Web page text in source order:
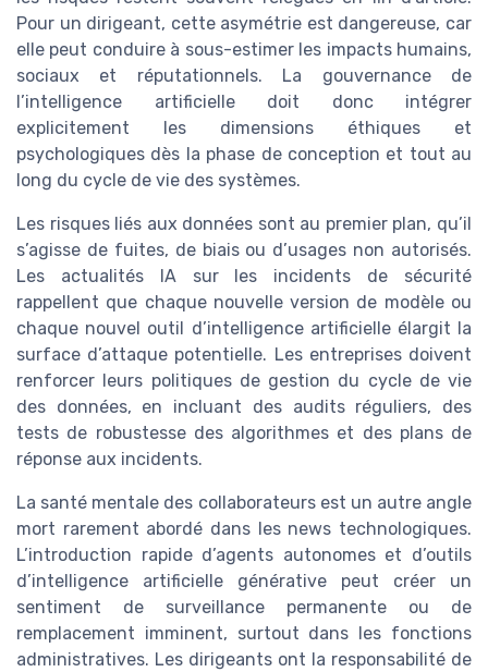
Pour un dirigeant, cette asymétrie est dangereuse, car
elle peut conduire à sous-estimer les impacts humains,
sociaux et réputationnels. La gouvernance de
l’intelligence artificielle doit donc intégrer
explicitement les dimensions éthiques et
psychologiques dès la phase de conception et tout au
long du cycle de vie des systèmes.
Les risques liés aux données sont au premier plan, qu’il
s’agisse de fuites, de biais ou d’usages non autorisés.
Les actualités IA sur les incidents de sécurité
rappellent que chaque nouvelle version de modèle ou
chaque nouvel outil d’intelligence artificielle élargit la
surface d’attaque potentielle. Les entreprises doivent
renforcer leurs politiques de gestion du cycle de vie
des données, en incluant des audits réguliers, des
tests de robustesse des algorithmes et des plans de
réponse aux incidents.
La santé mentale des collaborateurs est un autre angle
mort rarement abordé dans les news technologiques.
L’introduction rapide d’agents autonomes et d’outils
d’intelligence artificielle générative peut créer un
sentiment de surveillance permanente ou de
remplacement imminent, surtout dans les fonctions
administratives. Les dirigeants ont la responsabilité de